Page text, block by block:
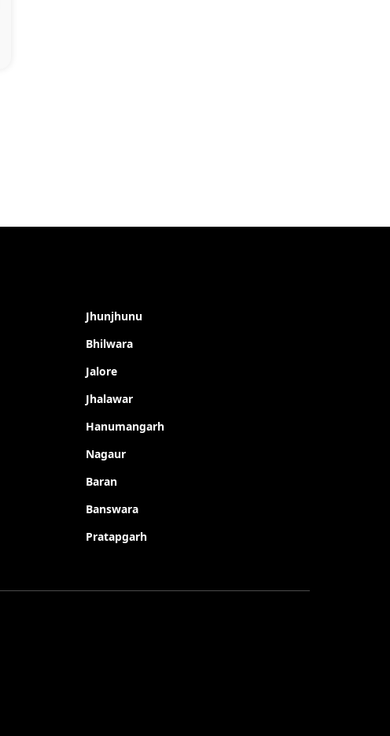
Jhunjhunu
Bhilwara
Jalore
Jhalawar
Hanumangarh
Nagaur
Baran
Banswara
Pratapgarh